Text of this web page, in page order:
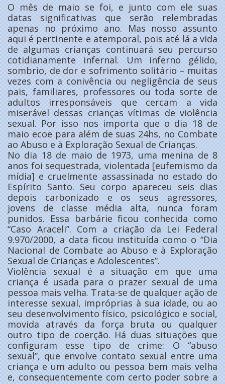
O mês de maio se foi, e junto com ele suas
datas significativas que serão relembradas
apenas no próximo ano. Mas nosso assunto
aqui é pertinente e atemporal, pois até lá a vida
de algumas crianças continuará seu percurso
cotidianamente infernal. Um inferno gélido,
sombrio, de dor e sofrimento solitário – muitas
vezes com a conivência ou negligência de seus
pais, familiares, professores ou toda sorte de
adultos irresponsáveis que cercam a vida
miserável dessas crianças vítimas de violência
sexual. Por isso nos importa que o dia 18 de
maio ecoe para além de suas 24hs, no Combate
ao Abuso e à Exploração Sexual de Crianças.
No dia 18 de maio de 1973, uma menina de 8
anos foi sequestrada, violentada [eufemismo da
mídia] e cruelmente assassinada no estado do
Espírito Santo. Seu corpo apareceu seis dias
depois carbonizado e os seus agressores,
jovens de classe média alta, nunca foram
punidos. Essa barbárie ficou conhecida como
“Caso Araceli”. Com a criação da Lei Federal
9.970/2000, a data ficou instituída como o “Dia
Nacional de Combate ao Abuso e à Exploração
Sexual de Crianças e Adolescentes”.
Violência sexual é a situação em que uma
criança é usada para o prazer sexual de uma
pessoa mais velha. Trata-se de qualquer ação de
interesse sexual, impróprias à sua idade, ou ao
seu desenvolvimento físico, psicológico e social,
movida através da força bruta ou qualquer
outro tipo de coerção. Há duas situações que
configuram esse tipo de crime: O “abuso
sexual”, que envolve contato sexual entre uma
criança e um adulto ou pessoa bem mais velha
e, consequentemente com certo poder sobre a